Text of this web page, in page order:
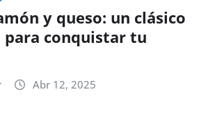
y queso: un clásico
conquistar tu
Abr 12, 2025